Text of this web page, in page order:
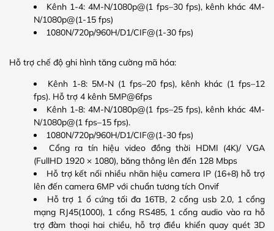
Kênh 1-4: 4M-N/1080p@(1 fps–30 fps), kênh khác 4M-
N/1080p@(1-15 fps)
1080N/720p/960H/D1/CIF@(1-30 fps)
Hỗ trợ chế độ ghi hình tăng cường mã hóa:
Kênh 1-8: 5M-N (1 fps–20 fps), kênh khác (1 fps–12
fps). Hỗ trợ 4 kênh 5MP@6fps
Kênh 1-8: 4M-N/1080p@(1 fps–25 fps), kênh khác 4M-
N/1080p@(1 fps–15 fps).
1080N/720p/960H/D1/CIF@(1-30 fps)
Cổng ra tín hiệu video đồng thời HDMI (4K)/ VGA
(FullHD 1920 × 1080), băng thông lên đến 128 Mbps
Hỗ trợ kết nối nhiều nhãn hiệu camera IP (16+8) hỗ trợ
lên đến camera 6MP với chuẩn tương tích Onvif
Hỗ trợ 1 ổ cứng tối đa 16TB, 2 cổng usb 2.0, 1 cổng
mạng RJ45(1000), 1 cổng RS485, 1 cổng audio vào ra hỗ
trợ đàm thoại hai chiều, hỗ trợ điều khiển quay quét 3D